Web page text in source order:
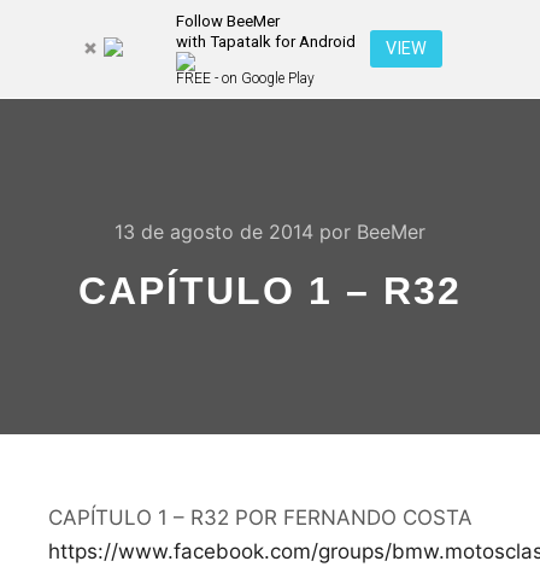
Follow BeeMer
with Tapatalk for Android
FREE - on Google Play
VIEW
13 de agosto de 2014 por BeeMer
CAPÍTULO 1 – R32
CAPÍTULO 1 – R32 POR FERNANDO COSTA
https://www.facebook.com/groups/